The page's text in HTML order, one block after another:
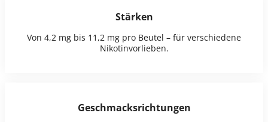
Stärken
Von 4,2 mg bis 11,2 mg pro Beutel – für verschiedene
Nikotinvorlieben.
Geschmacksrichtungen